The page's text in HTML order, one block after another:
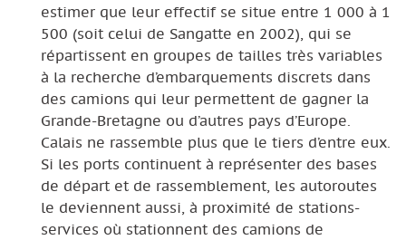
estimer que leur effectif se situe entre 1 000 à 1
500 (soit celui de Sangatte en 2002), qui se
répartissent en groupes de tailles très variables
à la recherche d’embarquements discrets dans
des camions qui leur permettent de gagner la
Grande-Bretagne ou d’autres pays d’Europe.
Calais ne rassemble plus que le tiers d’entre eux.
Si les ports continuent à représenter des bases
de départ et de rassemblement, les autoroutes
le deviennent aussi, à proximité de stations-
services où stationnent des camions de